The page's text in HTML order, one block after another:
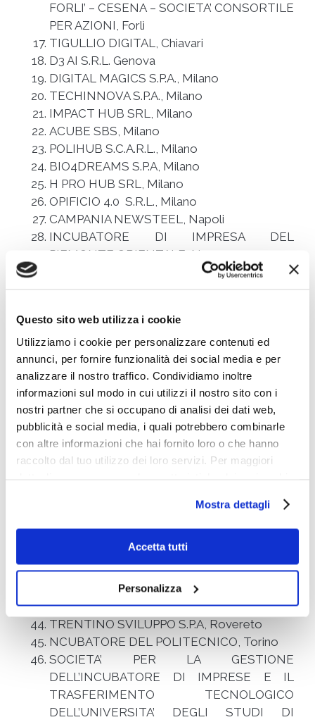
Questo sito web utilizza i cookie
Utilizziamo i cookie per personalizzare contenuti ed
annunci, per fornire funzionalità dei social media e per
analizzare il nostro traffico. Condividiamo inoltre
informazioni sul modo in cui utilizzi il nostro sito con i
nostri partner che si occupano di analisi dei dati web,
pubblicità e social media, i quali potrebbero combinarle
con altre informazioni che hai fornito loro o che hanno
raccolto dal tuo utilizzo dei loro servizi. Per maggiori
Mostra dettagli
Accetta tutti
Personalizza
FORLI’ – CESENA – SOCIETA’ CONSORTILE
PER AZIONI, Forlì
TIGULLIO DIGITAL, Chiavari
D3 AI S.R.L. Genova
DIGITAL MAGICS S.P.A., Milano
TECHINNOVA S.P.A., Milano
IMPACT HUB SRL, Milano
ACUBE SBS, Milano
POLIHUB S.C.A.R.L., Milano
BIO4DREAMS S.P.A, Milano
H PRO HUB SRL, Milano
OPIFICIO 4.0 S.R.L., Milano
CAMPANIA NEWSTEEL, Napoli
INCUBATORE DI IMPRESA DEL
PIEMONTE ORIENTALE, Novara
ANDREA GALVANI SOCIETA’ CONSORTILE
PER AZIONI, Pordenone
BP CUBE S.R.L., Pesaro
SEREA SRL SB, Potenza
INNOVA S.R.L., Roma
LAZIO INNOVA – SOCIETA’ PER AZIONI,
Roma
LVENTURE GROUP – SOCIETA’ PER
AZIONI, Roma
FORMIMPRESA S.P.A., Roma
GIOCARCI SRL, Rimini
INCIBUM LAB S.R.L., Pontecagnano Faiano
ABINSULA S.R.L., Sassari
TRENTINO SVILUPPO S.P.A, Rovereto
NCUBATORE DEL POLITECNICO, Torino
SOCIETA’ PER LA GESTIONE
DELL’INCUBATORE DI IMPRESE E IL
TRASFERIMENTO TECNOLOGICO
DELL’UNIVERSITA’ DEGLI STUDI DI